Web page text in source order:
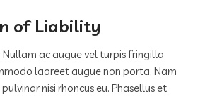
of Liability
Nullam ac augue vel turpis fringilla
laoreet augue non porta. Nam
nisi rhoncus eu. Phasellus et